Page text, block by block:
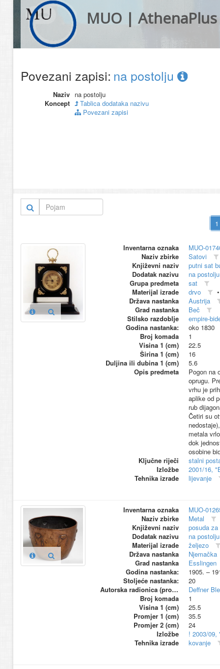
MUO | AthenaPlus
Povezani zapisi: na postolju
Naziv na postolju
Koncept
Tablica dodataka nazivu
Povezani zapisi
Inventarna oznaka
MUO-
Naziv zbirke
Satovi
Književni naziv
putni sat
Dodatak nazivu
na postolju
Grupa predmeta
sat
Materijal izrade
drvo
Država nastanka
Austrija
Grad nastanka
Beč
Stilsko razdoblje
empire-
Godina nastanka:
oko 1830
Broj komada
1
Visina 1 (cm)
22.5
Širina 1 (cm)
16
Duljina ili dubina 1 (cm)
5.6
Opis predmeta
Pogon na
oprugu.
vrhu je
aplike od
rub
Četiri su
metala
dok
osobine
Ključne riječi
stalni
Izložbe
2001/16,
Tehnika izrade
lijevanje
Inventarna oznaka
MUO-
Naziv zbirke
Metal
Književni naziv
posuda
Dodatak nazivu
na postolju
Materijal izrade
željezo
Država nastanka
Njemačka
Grad nastanka
Esslingen
Godina nastanka:
1905. –
Stoljeće nastanka:
20
Autorska radionica (proizvođač)
Deffner
Broj komada
1
Visina 1 (cm)
25.5
Promjer 1 (cm)
35.5
Promjer 2 (cm)
24
Izložbe
! 2003/09,
Tehnika izrade
kovanje